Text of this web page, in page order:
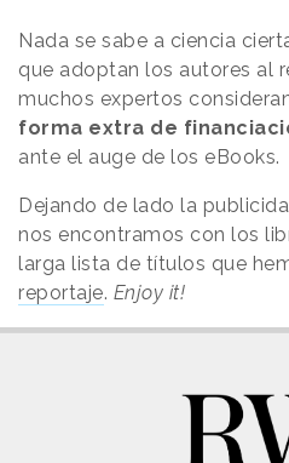
Nada se sabe a ciencia
que adoptan los autores al
muchos expertos
forma extra de
ante el auge de los eBooks.
Dejando de lado la
nos encontramos con los
larga lista de títulos que
reportaje. Enjoy it!